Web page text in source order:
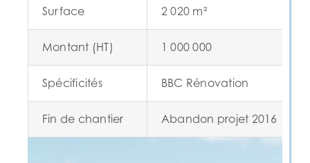
Surface 2 020 m²
Montant (HT) 1 000 000
Spécificités BBC Rénovation
Fin de chantier Abandon projet 2016